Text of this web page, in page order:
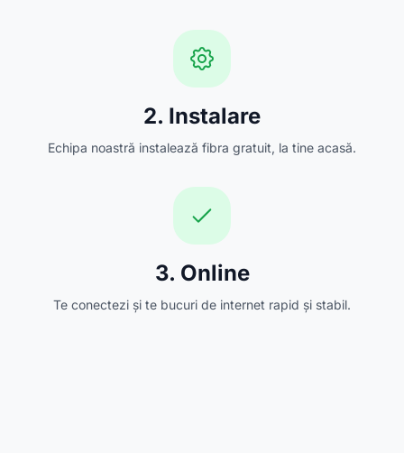
2. Instalare
Echipa noastră instalează fibra gratuit, la tine acasă.
3. Online
Te conectezi și te bucuri de internet rapid și stabil.